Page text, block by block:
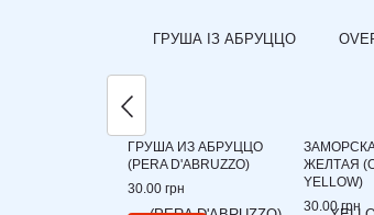
ГРУША ИЗ АБРУЦЦО
(PERA D'ABRUZZO)
30.00 грн
ЖЕЛТАЯ
YELLOW)
30.00 грн